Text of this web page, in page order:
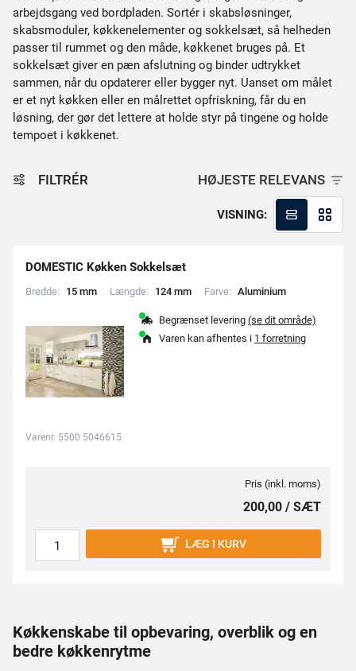
arbejdsgang ved bordpladen. Sortér i skabsløsninger,
skabsmoduler, køkkenelementer og sokkelsæt, så helheden
passer til rummet og den måde, køkkenet bruges på. Et
sokkelsæt giver en pæn afslutning og binder udtrykket
sammen, når du opdaterer eller bygger nyt. Uanset om målet
er et nyt køkken eller en målrettet opfriskning, får du en
løsning, der gør det lettere at holde styr på tingene og holde
tempoet i køkkenet.
FILTRÉR HØJESTE RELEVANS
VISNING:
DOMESTIC Køkken Sokkelsæt
Bredde: 1 5 mm Længde: 124 mm Farve: A uminium
Begrænset levering (se dit område)
Varen kan afhentes i 1 forretning
Varenr. 5500 5046615
Pris (inkl. moms)
200,00 / SÆT
LÆG I KURV
Køkkenskabe til opbevaring, overblik og en
bedre køkkenrytme